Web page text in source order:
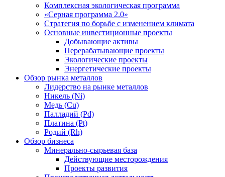
Комплексная экологическая программа
«Серная программа 2.0»
Стратегия по борьбе с изменением климата
Основные инвестиционные проекты
Добывающие активы
Перерабатывающие проекты
Экологические проекты
Энергетические проекты
Обзор рынка металлов
Лидерство на рынке металлов
Никель (Ni)
Медь (Cu)
Палладий (Pd)
Платина (Pt)
Родий (Rh)
Обзор бизнеса
Минерально-сырьевая база
Действующие месторождения
Проекты развития